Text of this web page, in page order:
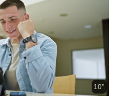
10''